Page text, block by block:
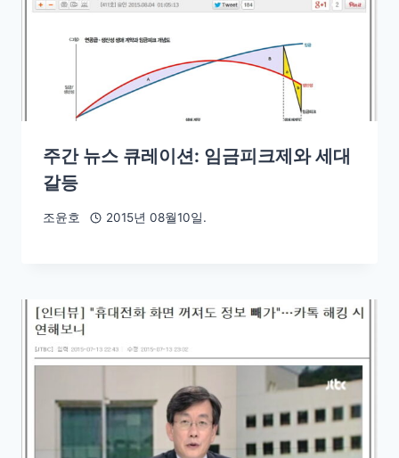
주간 뉴스 큐레이션: 임금피크제와 세대
갈등
조윤호 2015년 08월10일.